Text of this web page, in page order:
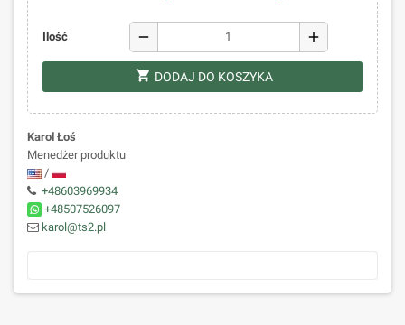
Ilość remove add
shopping_cart DODAJ DO KOSZYKA
Karol Łoś
Menedżer produktu
/
+48603969934
+48507526097
karol@ts2.pl